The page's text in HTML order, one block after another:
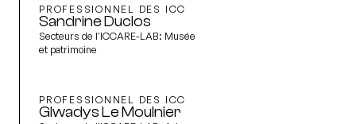
PROFESSIONNEL DES ICC
Sandrine Duclos
Secteurs de l'ICCARE-LAB: Musée
et patrimoine
PROFESSIONNEL DES ICC
Glwadys Le Moulnier